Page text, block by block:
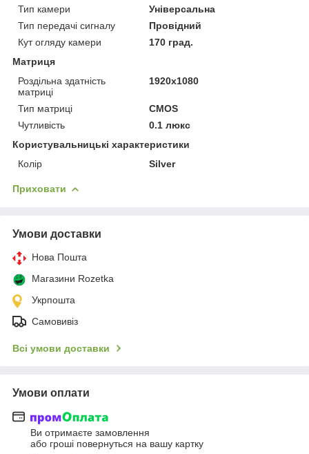
Тип камери
Універсальна
Тип передачі сигналу
Провідний
Кут огляду камери
170 град.
Матриця
Роздільна здатність
матриці
1920x1080
Тип матриці
CMOS
Чутливість
0.1 люкс
Користувальницькі характеристики
Колір
Silver
Приховати
Умови доставки
Нова Пошта
Магазини Rozetka
Укрпошта
Самовивіз
Всі умови доставки
Умови оплати
Ви отримаєте замовлення
або гроші повернуться на вашу картку